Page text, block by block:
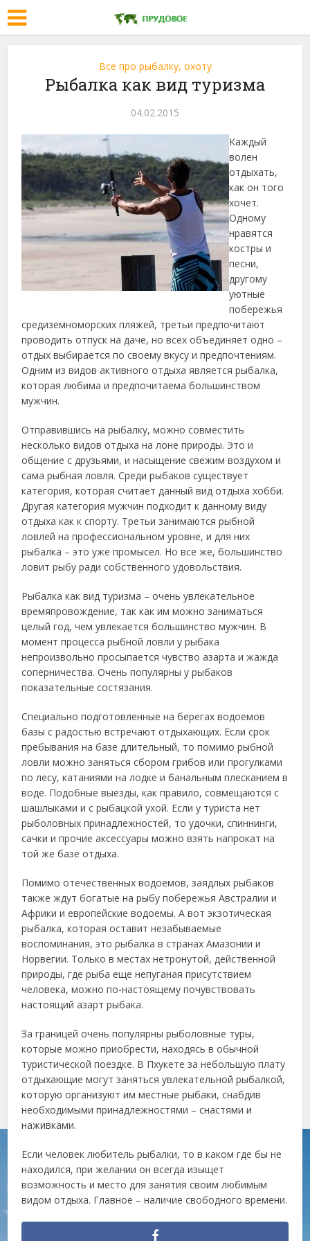
Все про рыбалку, охоту
Рыбалка как вид туризма
04.02.2015
Каждый
волен
отдыхать,
как он того
хочет.
Одному
нравятся
костры и
песни,
другому
уютные
побережья
средиземноморских пляжей, третьи предпочитают
проводить отпуск на даче, но всех объединяет одно –
отдых выбирается по своему вкусу и предпочтениям.
Одним из видов активного отдыха является рыбалка,
которая любима и предпочитаема большинством
мужчин.
Отправившись на рыбалку, можно совместить
несколько видов отдыха на лоне природы. Это и
общение с друзьями, и насыщение свежим воздухом и
сама рыбная ловля. Среди рыбаков существует
категория, которая считает данный вид отдыха хобби.
Другая категория мужчин подходит к данному виду
отдыха как к спорту. Третьи занимаются рыбной
ловлей на профессиональном уровне, и для них
рыбалка – это уже промысел. Но все же, большинство
ловит рыбу ради собственного удовольствия.
Рыбалка как вид туризма – очень увлекательное
времяпровождение, так как им можно заниматься
целый год, чем увлекается большинство мужчин. В
момент процесса рыбной ловли у рыбака
непроизвольно просыпается чувство азарта и жажда
соперничества. Очень популярны у рыбаков
показательные состязания.
Специально подготовленные на берегах водоемов
базы с радостью встречают отдыхающих. Если срок
пребывания на базе длительный, то помимо рыбной
ловли можно заняться сбором грибов или прогулками
по лесу, катаниями на лодке и банальным плесканием в
воде. Подобные выезды, как правило, совмещаются с
шашлыками и с рыбацкой ухой. Если у туриста нет
рыболовных принадлежностей, то удочки, спиннинги,
сачки и прочие аксессуары можно взять напрокат на
той же базе отдыха.
Помимо отечественных водоемов, заядлых рыбаков
также ждут богатые на рыбу побережья Австралии и
Африки и европейские водоемы. А вот экзотическая
рыбалка, которая оставит незабываемые
воспоминания, это рыбалка в странах Амазонии и
Норвегии. Только в местах нетронутой, действенной
природы, где рыба еще непуганая присутствием
человека, можно по-настоящему почувствовать
настоящий азарт рыбака.
За границей очень популярны рыболовные туры,
которые можно приобрести, находясь в обычной
туристической поездке. В Пхукете за небольшую плату
отдыхающие могут заняться увлекательной рыбалкой,
которую организуют им местные рыбаки, снабдив
необходимыми принадлежностями – снастями и
наживками.
Если человек любитель рыбалки, то в каком где бы не
находился, при желании он всегда изыщет
возможность и место для занятия своим любимым
видом отдыха. Главное – наличие свободного времени.